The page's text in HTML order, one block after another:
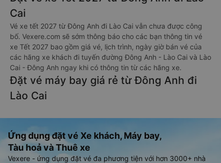
Cai
Vé xe tết 2027 từ Đông Anh đi Lào Cai vẫn chưa được công
bố. Vexere.com sẽ sớm thông báo cho các bạn thông tin vé
xe Tết 2027 bao gồm giá vé, lịch trình, ngày giờ bán vé của
các hãng xe khách đi tuyến đường Đông Anh - Lào Cai và Lào
Cai - Đông Anh ngay khi có thông tin từ các hãng xe.
Đặt vé máy bay giá rẻ từ Đông Anh đi
Lào Cai
Ứng dụng đặt vé Xe khách, Máy bay,
Tàu hoả và Thuê xe
Vexere - ứng dụng đặt vé đa phương tiện với hơn 3000+ nhà